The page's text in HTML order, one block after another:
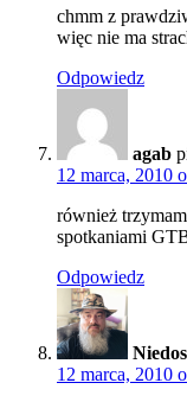
chmm z
więc nie ma
Odpowiedz
agab
12 marca, 2010
również
spotkaniami
Odpowiedz
12 marca, 2010